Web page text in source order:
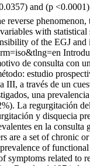
and (p
phenomenon,
with
of the EGJ and
de consulta con
estudio
a través de un
una
La regurgitación
y disquecia
en la consulta
are a set of chronic
of
symptoms related to